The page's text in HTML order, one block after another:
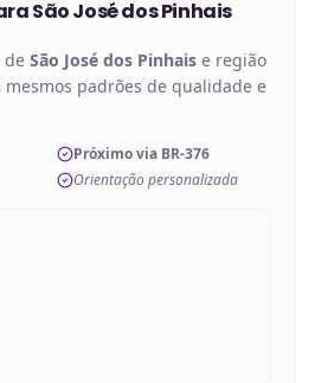
São José dos Pinhais
de São José dos Pinhais e região
padrões de qualidade e
Próximo via BR-376
Orientação personalizada